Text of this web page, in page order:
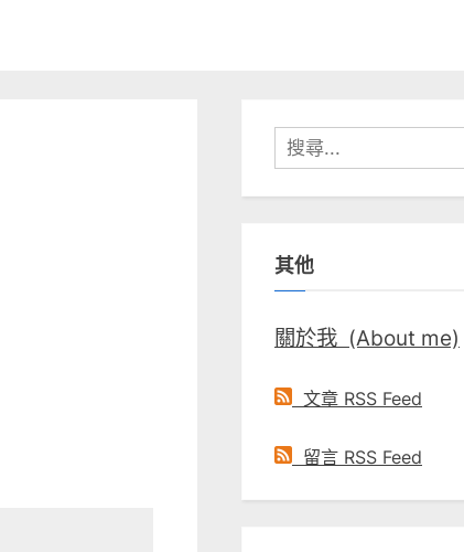
搜
尋
關
字:
其他
關於我 (About me)
文章 RSS Feed
留言 RSS Feed